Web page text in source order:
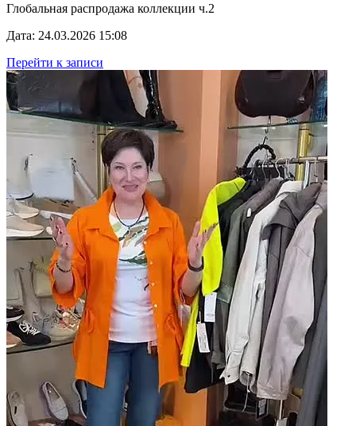
Глобальная распродажа коллекции ч.2
Дата: 24.03.2026 15:08
Перейти к записи